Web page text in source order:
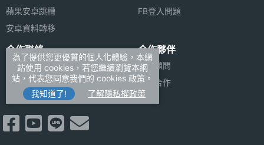
觸控
主螢幕
更新率
蘋果安卓跳槽
安卓資料轉移
FB登入問題
合作聯絡
廣告刊登
加入商店報價
新聞聯絡
合作夥伴
法律顧問
媒體合作
為了提供您更優質的個人化體驗，本網
站使用 cookies，若您繼續瀏覽本網
站，代表您同意我們的 cookies 政策。
我知道了!
了解隱私權政策